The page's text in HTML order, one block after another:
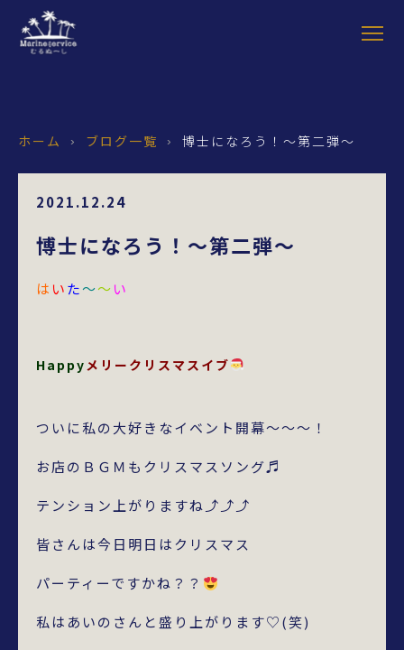
ホーム › ブログ一覧 › 博士になろう！～第二弾～
2021.12.24
博士になろう！～第二弾～
は いた～～い
Happyメリークリスマスイブ
ついに私の大好きなイベント開幕～～～！
お店のＢＧＭもクリスマスソング♬
テンション上がりますね⤴⤴⤴
皆さんは今日明日はクリスマス
パーティーですかね？？
私はあいのさんと盛り上がります♡(笑)